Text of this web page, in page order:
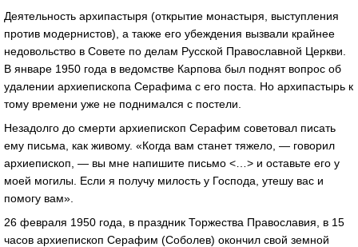
Деятельность архипастыря (открытие монастыря, выступления
против модернистов), а также его убеждения вызвали крайнее
недовольство в Совете по делам Русской Православной Церкви.
В январе 1950 года в ведомстве Карпова был поднят вопрос об
удалении архиепископа Серафима с его поста. Но архипастырь к
тому времени уже не поднимался с постели.
Незадолго до смерти архиепископ Серафим советовал писать
ему письма, как живому. «Когда вам станет тяжело, — говорил
архиепископ, — вы мне напишите письмо <…> и оставьте его у
моей могилы. Если я получу милость у Господа, утешу вас и
помогу вам».
26 февраля 1950 года, в праздник Торжества Православия, в 15
часов архиепископ Серафим (Соболев) окончил свой земной